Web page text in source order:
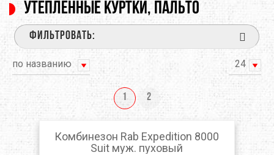
Утеплённые куртки, пальто
ФИЛЬТРОВАТЬ:
по названию 24
1 2
Комбинезон Rab Expedition 8000
Suit муж. пуховый